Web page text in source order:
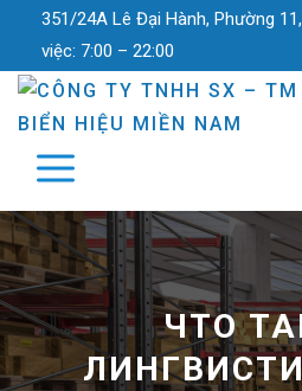
351/24A Lê Đại Hành, Phường 11,
việc: 7:00 – 22:00
ЧТО